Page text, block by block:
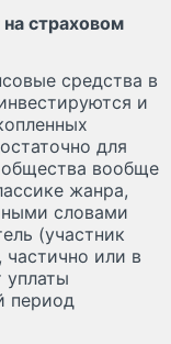
страховом
средства в
и
для
общества вообще
жанра,
словами
(участник
или в
уплаты
период